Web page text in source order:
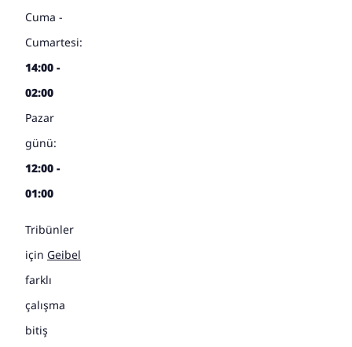
Cuma -
Cumartesi:
14:00 -
02:00
Pazar
günü:
12:00 -
01:00
Tribünler
için Geibel
farklı
çalışma
bitiş